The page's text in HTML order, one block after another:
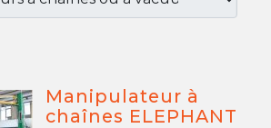
Manipulateur à
chaînes ELEPHANT